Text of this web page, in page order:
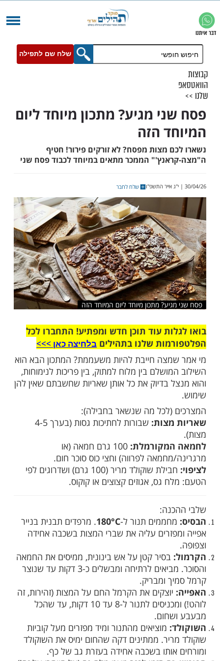
שלח שם לתפילה
מגיע? מתכון מיוחד ליום
הזה
מצות מפסח? לא זורקים פירור! חטיף
הממכר מתאים במיוחד לכבוד פסח שני
שלח לחבר
מתכון מיוחד ליום המיוחד הזה
עוד תוכן חדש ומפתיע! התחברו לכל
שלנו בתהילים בלחיצה כאן >>>​
חייבת להיות משעממת? המתכון הבא הוא
בין מלוח למתוק, בין פריכות לנימוחות,
בדיוק את כל אותן שאריות שחשבתם שאין להן
(לכל מה שנשאר בחבילה):
שבורות לחתיכות גסות (בערך 4-5
100 גרם חמאה (או
לפרווה) וחצי כוס סוכר חום.
חבילת שוקולד מריר (100 גרם) ושדרוגים לפי
גס, אגוזים קצוצים או קוקוס.
תנור ל-180°C. מרפדים תבנית בנייר